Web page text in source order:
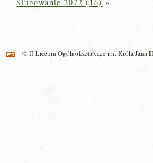
© II Liceum Ogólnokształcące im. Króla Jana